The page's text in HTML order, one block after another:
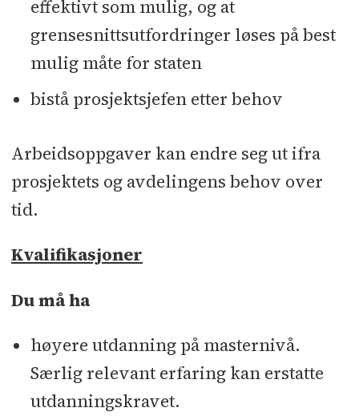
effektivt som mulig, og at
grensesnittsutfordringer løses på best
mulig måte for staten
bistå prosjektsjefen etter behov
Arbeidsoppgaver kan endre seg ut ifra
prosjektets og avdelingens behov over
tid.
Kvalifikasjoner
Du må ha
høyere utdanning på masternivå.
Særlig relevant erfaring kan erstatte
utdanningskravet.